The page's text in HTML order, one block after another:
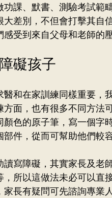
課、默書、測驗考試範
差別，不但會打擊其自
受到來自父母和老師的壓
礙孩子
和在家訓練同樣重要，
面，也有很多不同方法
顏色的原子筆，寫一個字
件，從而可幫助他們較
寫障礙，其實家長及老
所以這做法未必可以直
長有疑問可先諮詢專業